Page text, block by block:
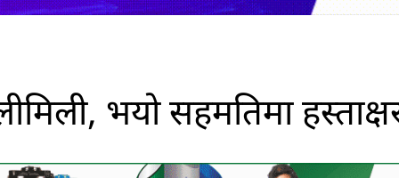
भयो सहमतिमा